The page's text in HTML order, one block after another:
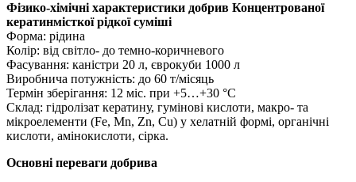
Фізико-хімічні характеристики добрив Концентрованої
кератинмісткої рідкої суміші
Форма: рідина
Колір: від світло- до темно-коричневого
Фасування: каністри 20 л, єврокуби 1000 л
Виробнича потужність: до 60 т/місяць
Термін зберігання: 12 міс. при +5…+30 °C
Склад: гідролізат кератину, гумінові кислоти, макро- та
мікроелементи (Fe, Mn, Zn, Cu) у хелатній формі, органічні
кислоти, амінокислоти, сірка.
Основні переваги добрива